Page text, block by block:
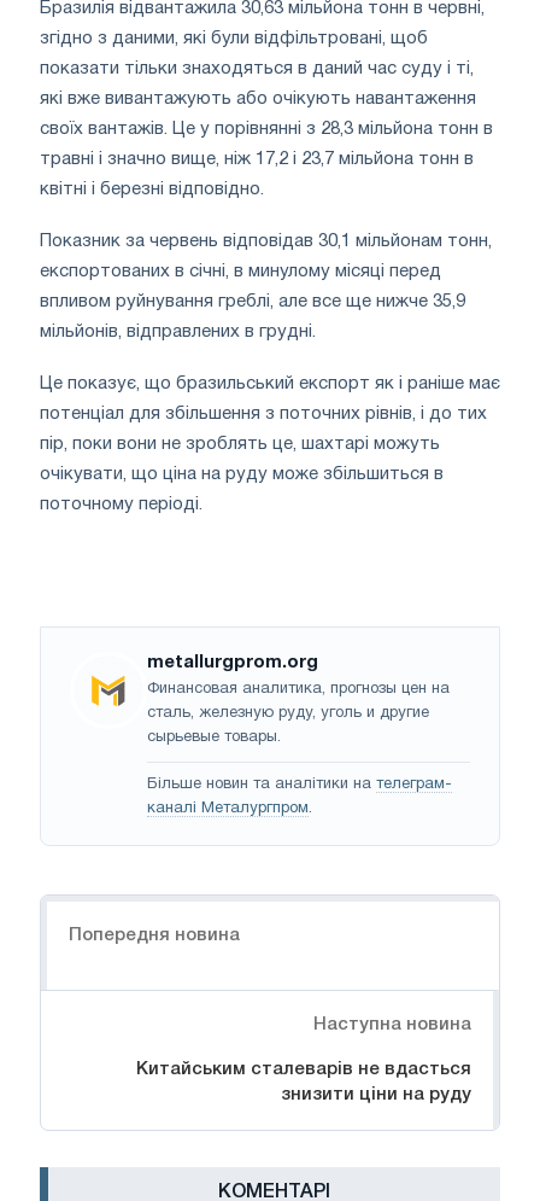
Бразилія відвантажила 30,63 мільйона тонн в червні,
згідно з даними, які були відфільтровані, щоб
показати тільки знаходяться в даний час суду і ті,
які вже вивантажують або очікують навантаження
своїх вантажів. Це у порівнянні з 28,3 мільйона тонн в
травні і значно вище, ніж 17,2 і 23,7 мільйона тонн в
квітні і березні відповідно.
Показник за червень відповідав 30,1 мільйонам тонн,
експортованих в січні, в минулому місяці перед
впливом руйнування греблі, але все ще нижче 35,9
мільйонів, відправлених в грудні.
Це показує, що бразильський експорт як і раніше має
потенціал для збільшення з поточних рівнів, і до тих
пір, поки вони не зроблять це, шахтарі можуть
очікувати, що ціна на руду може збільшиться в
поточному періоді.
metallurgprom.org
Финансовая аналитика, прогнозы цен на
сталь, железную руду, уголь и другие
сырьевые товары.
Більше новин та аналітики на телеграм-
каналі Металургпром.
Попередня новина
Наступна новина
Китайським сталеварів не вдасться
знизити ціни на руду
КОМЕНТАРІ